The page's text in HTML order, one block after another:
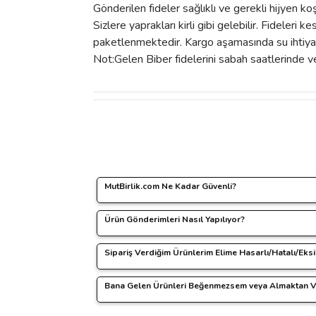
Gönderilen fideler sağlıklı ve gerekli hijyen
Sizlere yaprakları kirli gibi gelebilir. Fideleri
paketlenmektedir. Kargo aşamasında su
Not:Gelen Biber fidelerini sabah saatlerinde
Bu ürünün fiyat bilgisi, resim, ürün
Ürün resmi kalitesiz, bozuk veya görüntülenemiyor.
Ürün açıklamasında eksik bilgiler bulunuyor.
Ürün bilgilerinde hatalar bulunuyor.
Ürün fiyatı diğer sitelerden daha pahalı.
MutBirlik.com Ne Kadar Güvenli?
www.mutbirlik.com sitemizde yapacağınız
Sipariş verirken paylaşacağınız tüm kişisel
Ürün Gönderimleri Nasıl Yapılıyor?
Sipariş ettiğiniz ürünlerin hazırlanmasında,
problemden kendimizi sorumlu tutuyoruz.
Ürünlerinizin size zarar görmeden
Her şeye rağmen bir sorun
Sipariş Verdiğim Ürünlerim Elime Hasarlı/Hatalı/
Öncelikle bu gibi durumların yaşanmaması
Yine de böyle bir durumla karşılaşırsanız
Bana Gelen Ürünleri Beğenmezsem veya Almaktan